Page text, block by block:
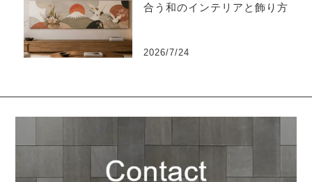
合う和のインテリアと飾り方
2026/7/24